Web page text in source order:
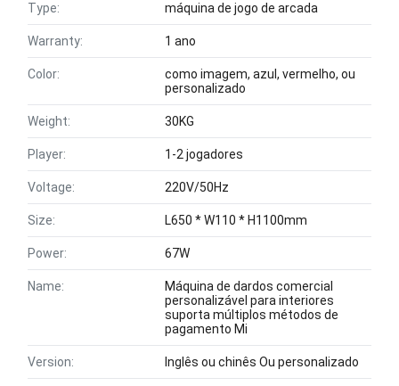
Type: máquina de jogo de arcada
Warranty: 1 ano
Color:
como imagem, azul, vermelho, ou
personalizado
Weight: 30KG
Player: 1-2 jogadores
Voltage: 220V/50Hz
Size: L650 * W110 * H1100mm
Power: 67W
Name:
Máquina de dardos comercial
personalizável para interiores
suporta múltiplos métodos de
pagamento Mi
Version: Inglês ou chinês Ou personalizado